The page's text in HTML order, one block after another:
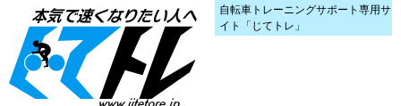
自転車トレーニングサポート専用サ
イト「じてトレ」